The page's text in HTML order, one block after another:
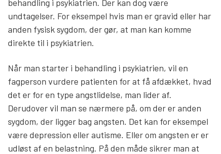
behandling i psykiatrien. Der kan dog være
undtagelser. For eksempel hvis man er gravid eller har
anden fysisk sygdom, der gør, at man kan komme
direkte til i psykiatrien.
Når man starter i behandling i psykiatrien, vil en
fagperson vurdere patienten for at få afdækket, hvad
det er for en type angstlidelse, man lider af.
Derudover vil man se nærmere på, om der er anden
sygdom, der ligger bag angsten. Det kan for eksempel
være depression eller autisme. Eller om angsten er er
udløst af en belastning. På den måde sikrer man at